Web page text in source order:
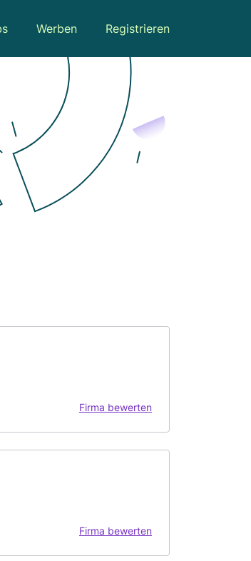
Werben Registrieren
Firma bewerten
Firma bewerten